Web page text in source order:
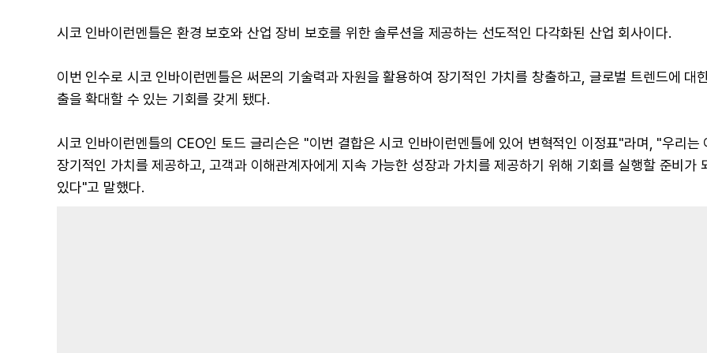
시코 인바이런멘틀은 환경 보호와 산업 장비 보호를 위한 솔루션을 제공하는 선도적인 다각화된 산업 회사이다.
이번 인수로 시코 인바이런멘틀은 써몬의 기술력과 자원을 활용하여 장기적인 가치를 창출하고, 글로벌 트렌드에 대
출을 확대할 수 있는 기회를 갖게 됐다.
시코 인바이런멘틀의 CEO인 토드 글리슨은 "이번 결합은 시코 인바이런멘틀에 있어 변혁적인 이정표"라며, "우리는
장기적인 가치를 제공하고, 고객과 이해관계자에게 지속 가능한 성장과 가치를 제공하기 위해 기회를 실행할 준비가
있다"고 말했다.